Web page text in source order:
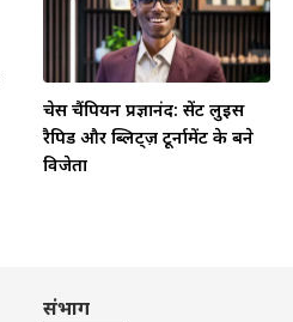
चेस चैंपियन प्रज्ञानंद: सेंट लुइस
रैपिड और ब्लिट्ज़ टूर्नामेंट के बने
विजेता
संभाग